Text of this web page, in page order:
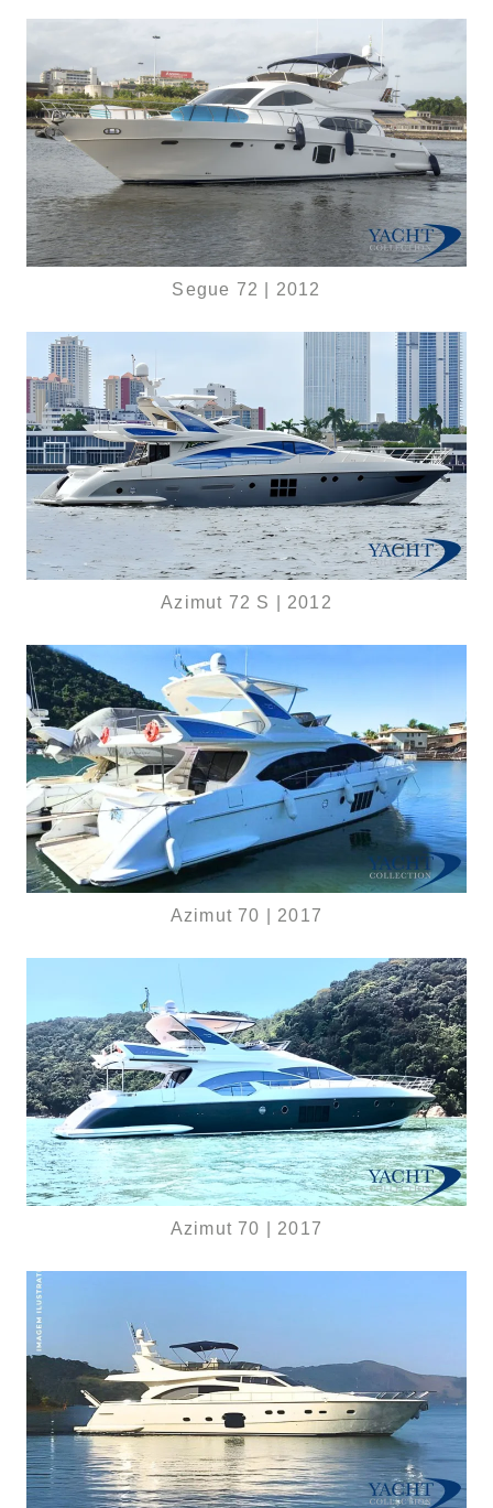
Segue 72 | 2012
Azimut 72 S | 2012
Azimut 70 | 2017
Azimut 70 | 2017